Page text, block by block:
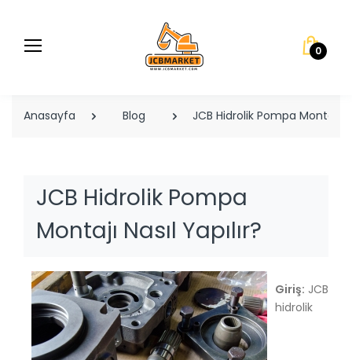
0
Anasayfa Blog JCB Hidrolik Pompa Montajı
JCB Hidrolik Pompa
Montajı Nasıl Yapılır?
Giriş: JCB
hidrolik